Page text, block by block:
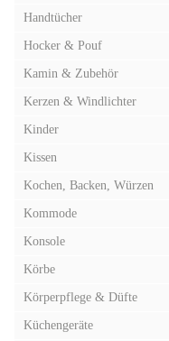
Handtücher
Hocker & Pouf
Kamin & Zubehör
Kerzen & Windlichter
Kinder
Kissen
Kochen, Backen, Würzen
Kommode
Konsole
Körbe
Körperpflege & Düfte
Küchengeräte